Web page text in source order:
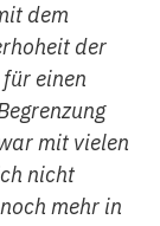
dem
der
einen
mit vielen
nicht
mehr in